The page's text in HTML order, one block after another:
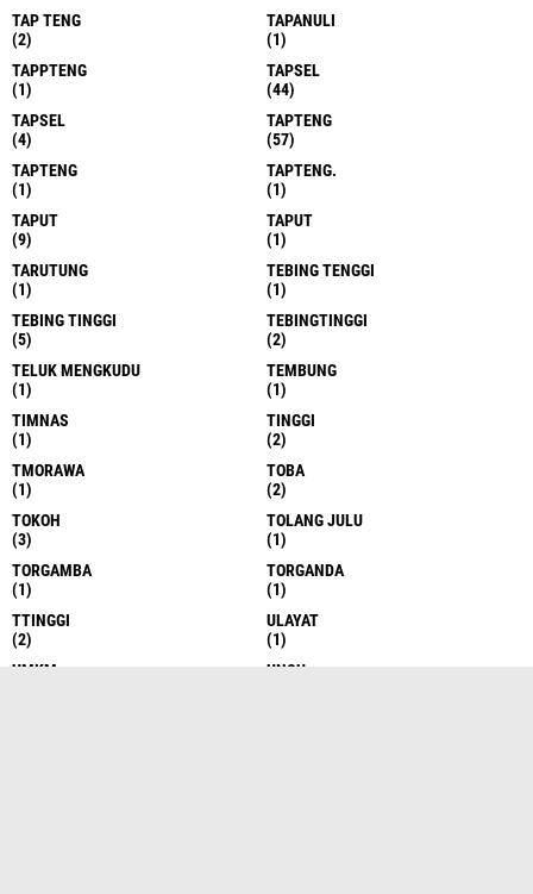
TAP TENG
(2)
TAPANULI
(1)
TAPPTENG
(1)
TAPSEL
(44)
TAPSEL
(4)
TAPTENG
(57)
TAPTENG
(1)
TAPTENG.
(1)
TAPUT
(9)
TAPUT
(1)
TARUTUNG
(1)
TEBING TENGGI
(1)
TEBING TINGGI
(5)
TEBINGTINGGI
(2)
TELUK MENGKUDU
(1)
TEMBUNG
(1)
TIMNAS
(1)
TINGGI
(2)
TMORAWA
(1)
TOBA
(2)
TOKOH
(3)
TOLANG JULU
(1)
TORGAMBA
(1)
TORGANDA
(1)
TTINGGI
(2)
ULAYAT
(1)
UMKM
UNSU